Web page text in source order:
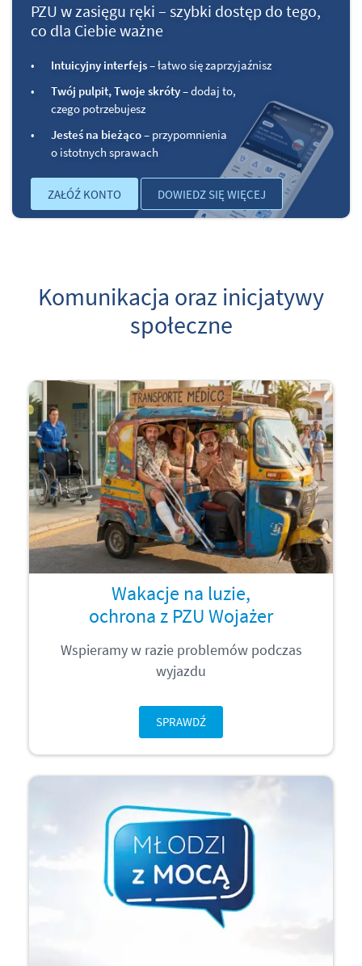
PZU w zasięgu ręki – szybki dostęp do tego,
co dla Ciebie ważne
Intuicyjny interfejs– łatwo się zaprzyjaźnisz
Twój pulpit, Twoje skróty– dodaj to,
czego potrzebujesz
Jesteś na bieżąco– przypomnienia
o istotnych sprawach
ZAŁÓŹ KONTO DOWIEDZ SIĘ WIĘCEJ
Komunikacja oraz inicjatywy
społeczne
Wakacje na luzie,
ochrona z PZU Wojażer
Wspieramy w razie problemów podczas
wyjazdu
SPRAWDŹ